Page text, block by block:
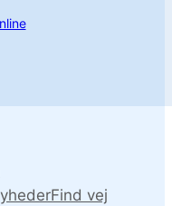
Find vej